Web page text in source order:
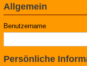
Allgemein
Benutzername
Persönliche